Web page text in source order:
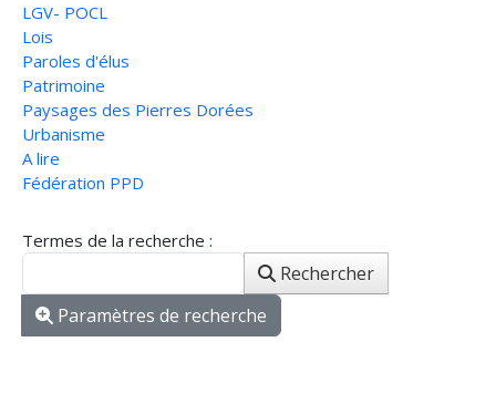
LGV- POCL
Lois
Paroles d'élus
Patrimoine
Paysages des Pierres Dorées
Urbanisme
A lire
Fédération PPD
Formulaire de recherche
Termes de la recherche :
Rechercher
Paramètres de recherche